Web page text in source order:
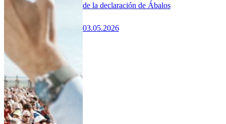
de la declaración de Ábalos
03.05.2026